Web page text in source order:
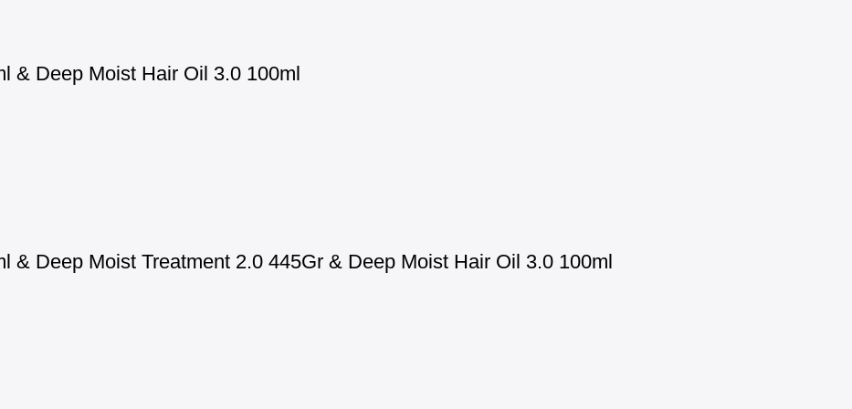
& Deep Moist Hair Oil 3.0 100ml
& Deep Moist Treatment 2.0 445Gr & Deep Moist Hair Oil 3.0 100ml